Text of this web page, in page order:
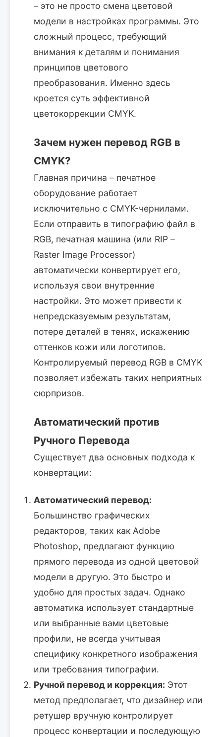
– это не просто смена цветовой
модели в настройках программы. Это
сложный процесс, требующий
внимания к деталям и понимания
принципов цветового
преобразования. Именно здесь
кроется суть эффективной
цветокоррекции CMYK.
Зачем нужен перевод RGB в
CMYK?
Главная причина – печатное
оборудование работает
исключительно с CMYK-чернилами.
Если отправить в типографию файл в
RGB, печатная машина (или RIP –
Raster Image Processor)
автоматически конвертирует его,
используя свои внутренние
настройки. Это может привести к
непредсказуемым результатам,
потере деталей в тенях, искажению
оттенков кожи или логотипов.
Контролируемый перевод RGB в CMYK
позволяет избежать таких неприятных
сюрпризов.
Автоматический против
Ручного Перевода
Существует два основных подхода к
конвертации:
Автоматический перевод:
Большинство графических
редакторов, таких как Adobe
Photoshop, предлагают функцию
прямого перевода из одной цветовой
модели в другую. Это быстро и
удобно для простых задач. Однако
автоматика использует стандартные
или выбранные вами цветовые
профили, не всегда учитывая
специфику конкретного изображения
или требования типографии.
Ручной перевод и коррекция: Этот
метод предполагает, что дизайнер или
ретушер вручную контролирует
процесс конвертации и последующую